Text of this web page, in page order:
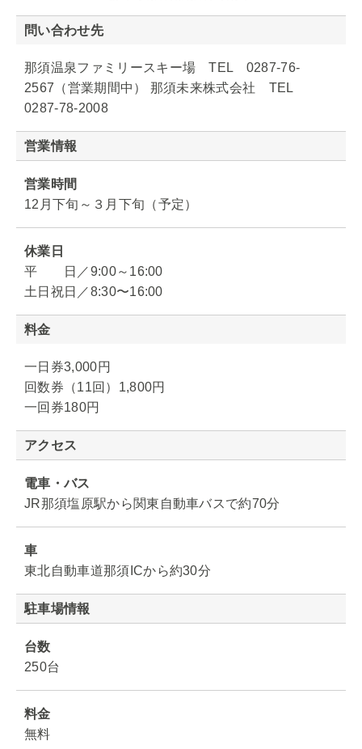
問い合わせ先
那須温泉ファミリースキー場 TEL 0287-76-
2567（営業期間中） 那須未来株式会社 TEL
0287-78-2008
営業情報
営業時間
12月下旬～３月下旬（予定）
休業日
平 日／9:00～16:00
土日祝日／8:30〜16:00
料金
一日券3,000円
回数券（11回）1,800円
一回券180円
アクセス
電車・バス
JR那須塩原駅から関東自動車バスで約70分
車
東北自動車道那須ICから約30分
駐車場情報
台数
250台
料金
無料